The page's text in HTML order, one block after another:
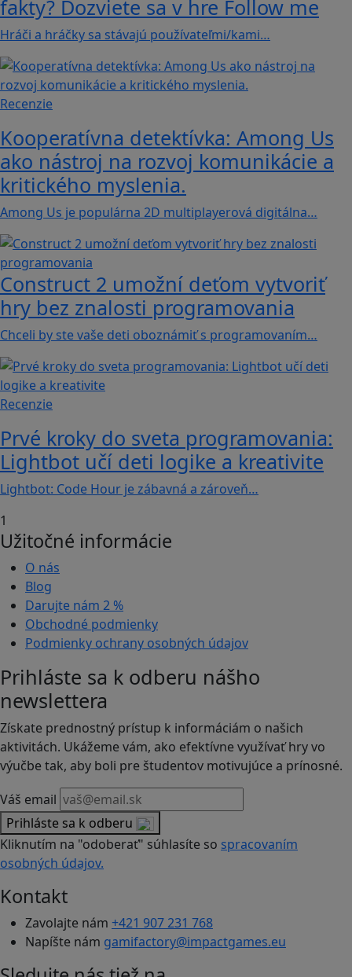
fakty? Dozviete sa v hre Follow me
Hráči a hráčky sa stávajú používateľmi/kami…
Recenzie
Kooperatívna detektívka: Among Us
ako nástroj na rozvoj komunikácie a
kritického myslenia.
Among Us je populárna 2D multiplayerová digitálna…
Construct 2 umožní deťom vytvoriť
hry bez znalosti programovania
Chceli by ste vaše deti oboznámiť s programovaním…
Recenzie
Prvé kroky do sveta programovania:
Lightbot učí deti logike a kreativite
Lightbot: Code Hour je zábavná a zároveň…
1
Užitočné informácie
O nás
Blog
Darujte nám 2 %
Obchodné podmienky
Podmienky ochrany osobných údajov
Prihláste sa k odberu nášho
newslettera
Získate prednostný prístup k informáciám o našich
aktivitách. Ukážeme vám, ako efektívne využívať hry vo
výučbe tak, aby boli pre študentov motivujúce a prínosné.
Váš email
Prihláste sa k odberu
Kliknutím na "odoberať" súhlasíte so spracovaním
osobných údajov.
Kontakt
Zavolajte nám +421 907 231 768
Napíšte nám gamifactory@impactgames.eu